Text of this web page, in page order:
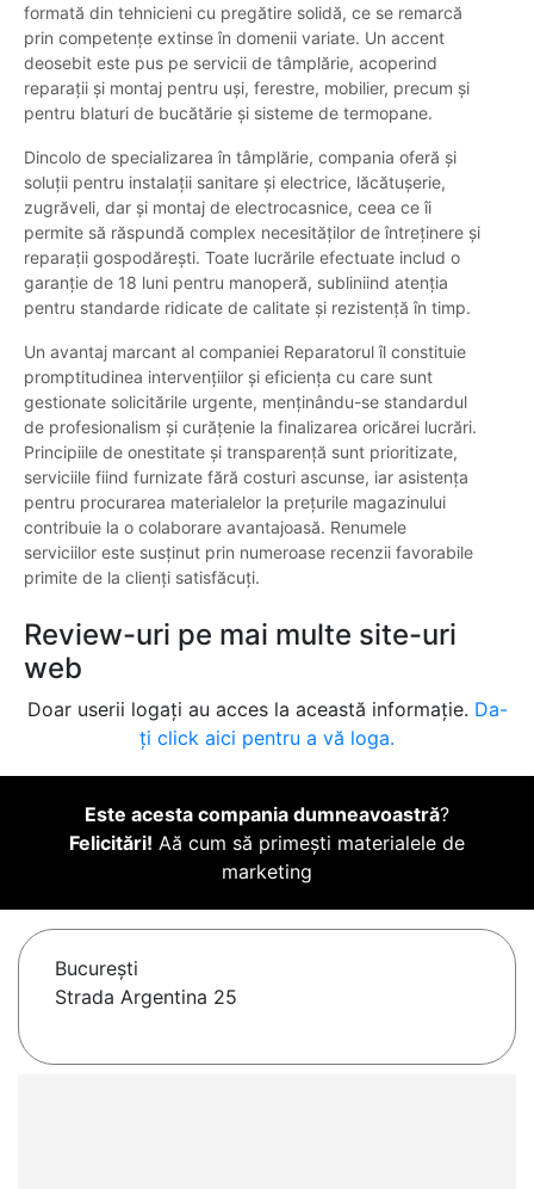
formată din tehnicieni cu pregătire solidă, ce se remarcă
prin competențe extinse în domenii variate. Un accent
deosebit este pus pe servicii de tâmplărie, acoperind
reparații și montaj pentru uși, ferestre, mobilier, precum și
pentru blaturi de bucătărie și sisteme de termopane.
Dincolo de specializarea în tâmplărie, compania oferă și
soluții pentru instalații sanitare și electrice, lăcătușerie,
zugrăveli, dar și montaj de electrocasnice, ceea ce îi
permite să răspundă complex necesităților de întreținere și
reparații gospodărești. Toate lucrările efectuate includ o
garanție de 18 luni pentru manoperă, subliniind atenția
pentru standarde ridicate de calitate și rezistență în timp.
Un avantaj marcant al companiei Reparatorul îl constituie
promptitudinea intervențiilor și eficiența cu care sunt
gestionate solicitările urgente, menținându-se standardul
de profesionalism și curățenie la finalizarea oricărei lucrări.
Principiile de onestitate și transparență sunt prioritizate,
serviciile fiind furnizate fără costuri ascunse, iar asistența
pentru procurarea materialelor la prețurile magazinului
contribuie la o colaborare avantajoasă. Renumele
serviciilor este susținut prin numeroase recenzii favorabile
primite de la clienți satisfăcuți.
Review-uri pe mai multe site-uri
web
Doar userii logați au acces la această informație. Da-
ți click aici pentru a vă loga.
Este acesta compania dumneavoastră?
Felicitări! Aă cum să primești materialele de
marketing
Bucureşti
Strada Argentina 25